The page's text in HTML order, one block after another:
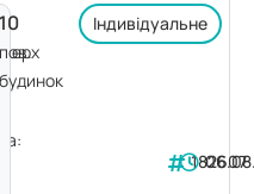
10
пов.
будинок
Індивідуальне
182607